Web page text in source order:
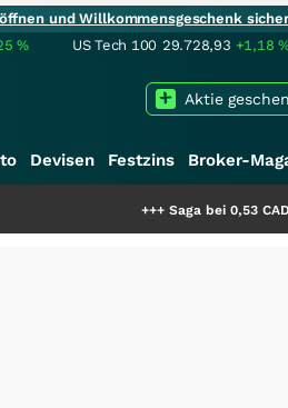
und Willkommensgeschenk
% US Tech 100 29.728,93 +1,18
Aktie
Devisen Festzins Broker-
Saga bei 0,53 CAD: Bewertet